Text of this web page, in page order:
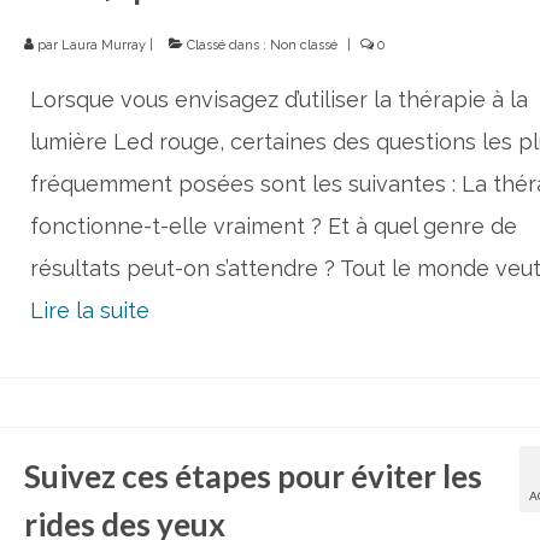
par Laura Murray| Classé dans : Non classé 0
Lorsque vous envisagez d’utiliser la thérapie à la
lumière Led rouge, certaines des questions les
fréquemment posées sont les suivantes : La
fonctionne-t-elle vraiment ? Et à quel genre de
résultats peut-on s’attendre ? Tout le monde
Lire la suite­­
Suivez ces étapes pour éviter les
rides des yeux